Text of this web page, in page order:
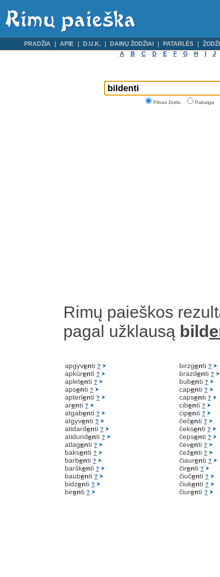
PRADŽIA APIE D.U.K. DAINŲ ŽODŽIAI PATARLĖS
A
B C D E F G H J
Pilnas žodis Pabaiga
Rimų paieškos
pagal užklausą bild
apgyventi ?
apkūrenti ?
apletenti ?
apsenti ?
apterlenti ?
arenti ?
atgabenti ?
atgyventi ?
atidardenti ?
atidundenti ?
atlagenti ?
baksenti ?
barbenti ?
barškenti ?
baubenti ?
bidzenti ?
birenti ?
birzgenti ?
brazdenti ?
bubenti ?
capenti ?
capsenti ?
cibenti ?
cipenti ?
čečenti ?
čeksenti ?
čepsenti ?
čeventi ?
čeženti ?
čiaurenti ?
čirenti ?
čiučenti ?
čiukenti ?
čiurenti ?